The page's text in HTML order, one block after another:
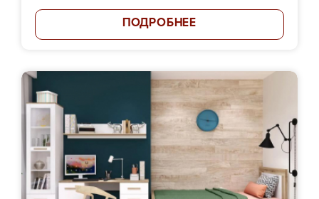
ПОДРОБНЕЕ